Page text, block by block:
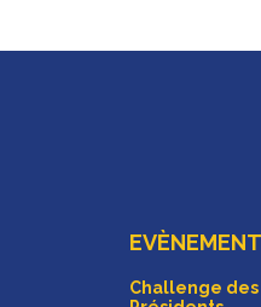
Challenge des